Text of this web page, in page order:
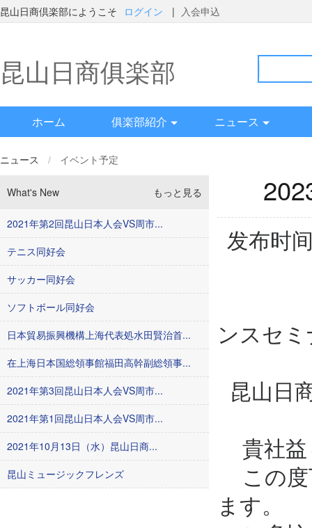
昆山日商倶楽部にようこそ ログイン | 入会申込
昆山日商俱楽部
ホーム 俱楽部紹介 ニュース
ニュース / イベント予定
发布时
ンスセ
昆山日
貴社益
この度
ます。
What's New もっと見る
2021年第2回昆山日本人会VS周市...
テニス同好会
サッカー同好会
ソフトボール同好会
日本貿易振興機構上海代表処水田賢治首...
在上海日本国総領事館福田高幹副総領事...
2021年第3回昆山日本人会VS周市...
2021年第1回昆山日本人会VS周市...
2021年10月13日（水）昆山日商...
昆山ミュージックフレンズ